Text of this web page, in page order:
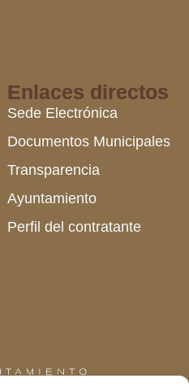
Enlaces directos
Sede Electrónica
Documentos Municipales
Transparencia
Ayuntamiento
Perfil del contratante